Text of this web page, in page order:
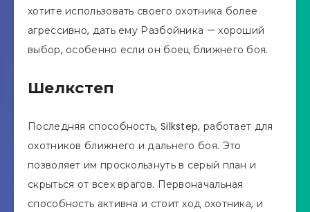
хотите использовать своего охотника более
агрессивно, дать ему Разбойника — хороший
выбор, особенно если он боец ​​ближнего боя.
Шелкстеп
Последняя способность, Silkstep, работает для
охотников ближнего и дальнего боя. Это
позволяет им проскользнуть в серый план и
скрыться от всех врагов. Первоначальная
способность активна и стоит ход охотника, и